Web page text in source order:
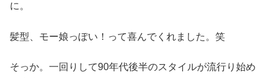
に。
髪型、モー娘っぽい！って喜んでくれました。笑
そっか。一回りして90年代後半のスタイルが流行り始め